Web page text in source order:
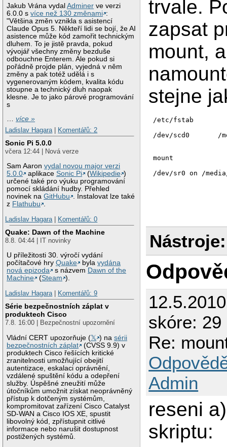
Jakub Vrána vydalAdminer ve verzi
6.0.0 svíce než 130 změnami :
"Většina změn vznikla s asistencí
Claude Opus 5. Někteří lidi se bojí, že AI
asistence může kód zamořit technickým
dluhem. To je jistě pravda, pokud
vývojář všechny změny bezduše
odbouchne Enterem. Ale pokud si
pořádně projde plán, vyjedná v něm
změny a pak totéž udělá i s
vygenerovaným kódem, kvalita kódu
stoupne a technický dluh naopak
klesne. Je to jako párové programování
s
…více »
Ladislav Hagara
Komentářů: 2
Sonic Pi 5.0.0
včera 12:44 | Nová verze
Sam Aaronvydal novou major verzi
5.0.0
aplikaceSonic Pi (Wikipedie )
určené také pro výuku programování
pomocí skládání hudby. Přehled
novinek naGitHubu . Instalovat lze také
z Flathubu .
Ladislav Hagara | Komentářů: 0
Quake: Dawn of the Machine
8.8. 04:44 | IT novinky
U příležitosti 30. výročí vydání
počítačové hryQuake bylavydána
nová epizoda
s názvem Dawn of the
Machine
(Steam ).
Ladislav Hagara | Komentářů: 9
Série bezpečnostních záplat v
produktech Cisco
7.8. 16:00 | Bezpečnostní upozornění
Vládní CERT upozorňuje (𝕏 ) nasérii
bezpečnostních záplat
(CVSS 9.9) v
produktech Cisco řešících kritické
zranitelnosti umožňující obejití
autentizace, eskalaci oprávnění,
vzdálené spuštění kódu a odepření
služby. Úspěšné zneužití může
útočníkům umožnit získat neoprávněný
přístup k dotčeným systémům,
kompromitovat zařízení Cisco Catalyst
SD-WAN a Cisco IOS XE, spustit
libovolný kód, zpřístupnit citlivé
informace nebo narušit dostupnost
postižených systémů.
trvale.
zapsat
mount,
stejne
/etc/fstab
/dev/scd0	/media/dvd-ram0		 auto	 auto,rw	   0	   2
mount
/dev/sr0 on /
Nástroje:
skóre: 29
Re:
Admin
reseni
skriptu: